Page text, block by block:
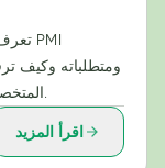
اقرأ المزيد